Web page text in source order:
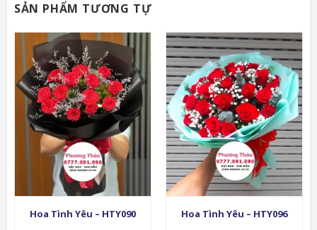
SẢN PHẨM TƯƠNG TỰ
Hoa Tình Yêu – HTY090 Hoa Tình Yêu – HTY096